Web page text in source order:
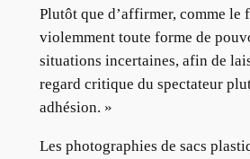
Plutôt que d’affirmer, comme le
violemment toute forme de
situations incertaines, afin de
regard critique du spectateur
adhésion. »
Les photographies de sacs